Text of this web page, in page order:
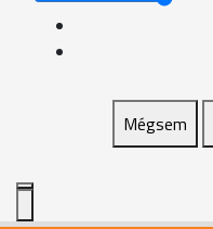
Mégsem